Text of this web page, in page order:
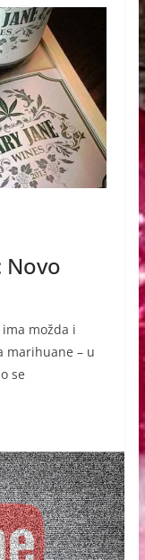
možda i
marihuane – u
se